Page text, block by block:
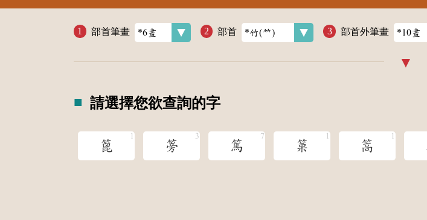
部首筆畫 部首 部首外筆畫
請選擇您欲查詢的字
篦 篣 篤 篥 篙